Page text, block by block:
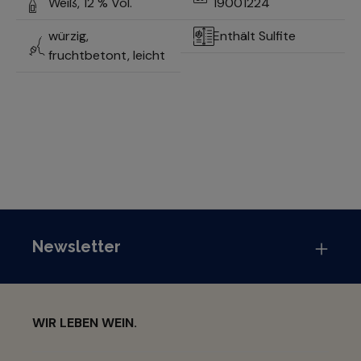
würzig,
fruchtbetont, leicht
Enthält Sulfite
Newsletter
WIR LEBEN WEIN.